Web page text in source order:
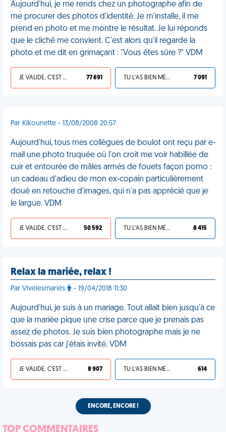
Aujourd'hui, je me rends chez un photographe afin de
me procurer des photos d'identité. Je m'installe, il me
prend en photo et me montre le résultat. Je lui réponds
que le cliché me convient. C'est alors qu'il regarde la
photo et me dit en grimaçant : "Vous êtes sûre ?" VDM
JE VALIDE, C'EST UNE VDM 77 691 TU L'AS BIEN MÉRITÉ 7 091
Par Kikounette - 13/08/2008 20:57
Aujourd'hui, tous mes collègues de boulot ont reçu par e-
mail une photo truquée où l'on croit me voir habillée de
cuir et entourée de mâles armés de fouets façon porno :
un cadeau d'adieu de mon ex-copain particulièrement
doué en retouche d'images, qui n'a pas apprécié que je
le largue. VDM
JE VALIDE, C'EST UNE VDM 50 592 TU L'AS BIEN MÉRITÉ 8 415
Relax la mariée, relax !
Par Vivelesmariés - 19/04/2018 11:30
Aujourd'hui, je suis à un mariage. Tout allait bien jusqu'à ce
que la mariée pique une crise parce que je prenais pas
assez de photos. Je suis bien photographe mais je ne
bossais pas car j'étais invité. VDM
JE VALIDE, C'EST UNE VDM 8 907 TU L'AS BIEN MÉRITÉ 614
ENCORE, ENCORE !
TOP COMMENTAIRES